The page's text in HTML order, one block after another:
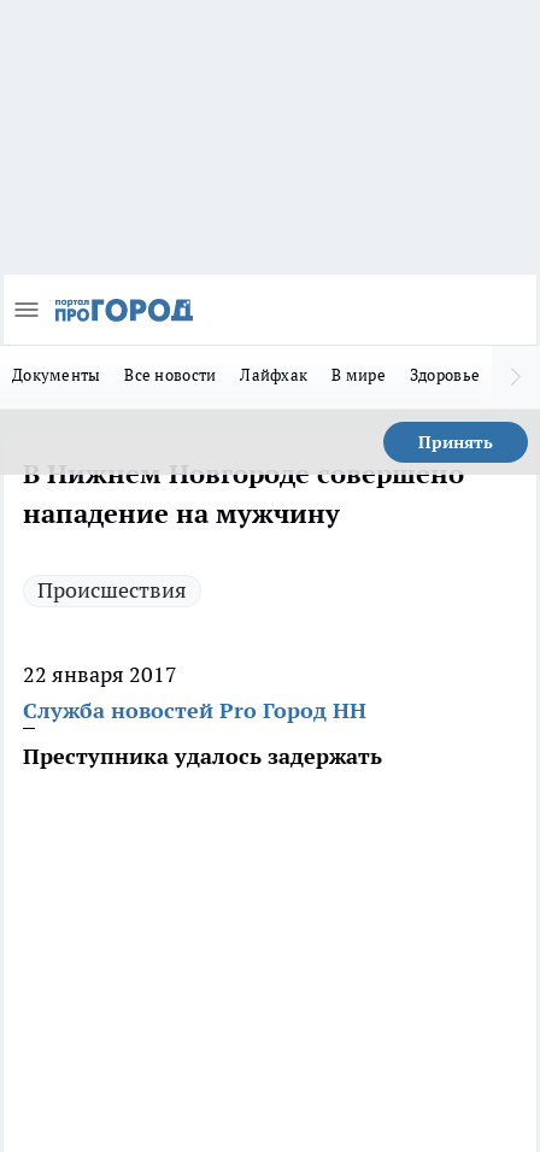
Документы Все новости Лайфхак В мире Здоровье
Принять
В Нижнем Новгороде совершено
нападение на мужчину
Происшествия
22 января 2017
Служба новостей Pro Город НН
Преступника удалось задержать